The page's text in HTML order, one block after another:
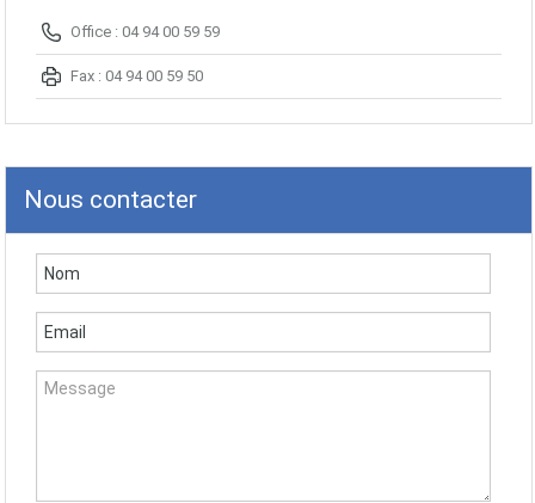
Office : 04 94 00 59 59
Fax : 04 94 00 59 50
Nous contacter